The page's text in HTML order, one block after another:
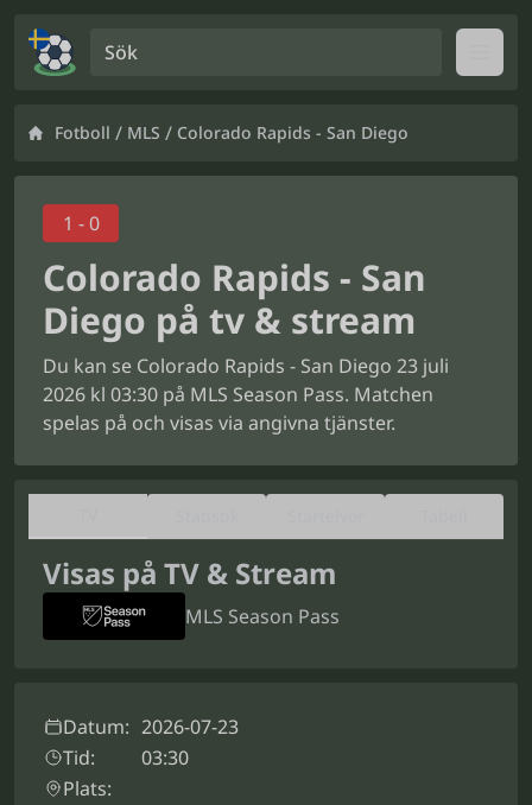
Fotboll / MLS / Colorado Rapids - San Diego
1 - 0
Colorado Rapids - San
Diego på tv & stream
Du kan se Colorado Rapids - San Diego 23 juli
2026 kl 03:30 på MLS Season Pass. Matchen
spelas på och visas via angivna tjänster.
Visas på TV & Stream
MLS Season Pass
Datum: 2026-07-23
Tid:
03:30
Plats: